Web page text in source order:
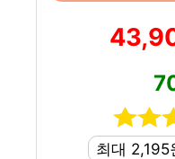
최대 2,195